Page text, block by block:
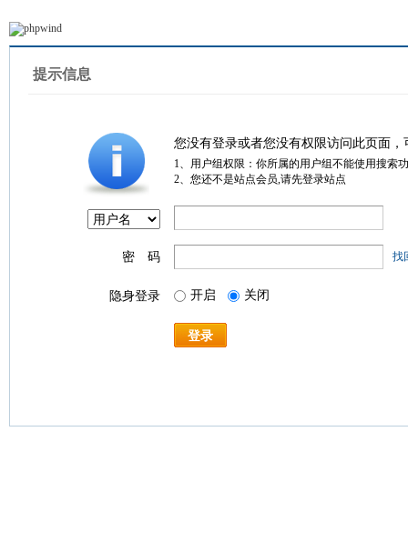
提示信息
您没有登录或者您没有权限访问此页面
1、用户组权限：你所属的用户组不能使用搜索
2、您还不是站点会员,请先登录站点
密 码 找
隐身登录 开启 关闭
登录